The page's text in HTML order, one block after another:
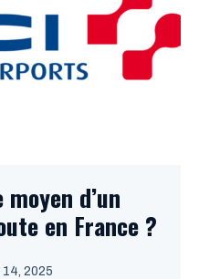
d’un
en France ?
2025